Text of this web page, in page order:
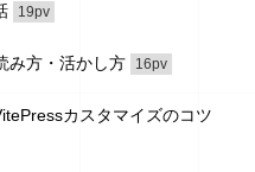
19pv
み方・活かし方 16pv
カスタマイズのコツ